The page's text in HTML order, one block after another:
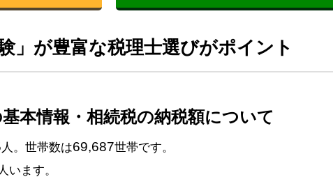
」が豊富な税理士選びがポイント
本情報・相続税の納税額について
人。世帯数は69,687世帯です。
人います。